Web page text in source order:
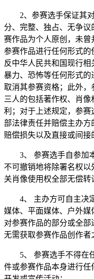
2、参赛选手保证其对
分、完整、独占、无争
赛作品为个人原创，未
参赛作品进行任何形式
反中华人民共和国现行相
暴力、恐怖等任何形式
取消其参赛资格；此外
三人的包括著作权、肖
利；对于上述规定，参
部法律责任并赔偿主办
赔偿损失以及直接或间接
3、 参赛选手自参加本
不可撤销地将除署名权
关肖像使用权全部无偿转
4、 主办方可自主决定
媒体、平面媒体、户外媒
对参赛作品的部分或全
无需获取参赛作品创作者
5、 参赛选手不得在任
件或参赛作品本身进行